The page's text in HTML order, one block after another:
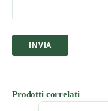
Prodotti correlati